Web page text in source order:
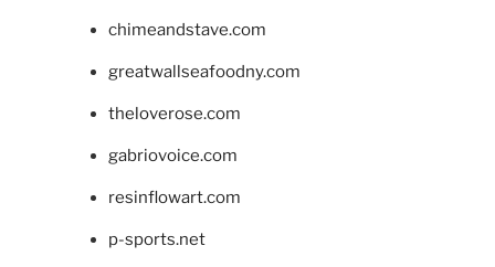
chimeandstave.com
greatwallseafoodny.com
theloverose.com
gabriovoice.com
resinflowart.com
p-sports.net